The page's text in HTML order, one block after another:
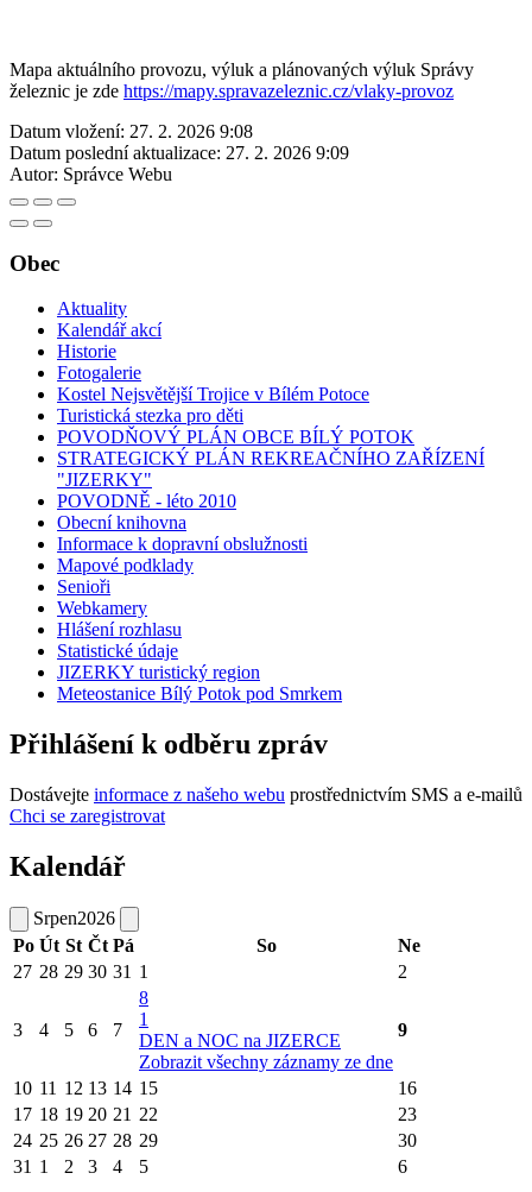
Mapa aktuálního provozu, výluk a plánovaných výluk Správy
železnic je zde https://mapy.spravazeleznic.cz/vlaky-provoz
Datum vložení: 27. 2. 2026 9:08
Datum poslední aktualizace: 27. 2. 2026 9:09
Autor: Správce Webu
Obec
Aktuality
Kalendář akcí
Historie
Fotogalerie
Kostel Nejsvětější Trojice v Bílém Potoce
Turistická stezka pro děti
POVODŇOVÝ PLÁN OBCE BÍLÝ POTOK
STRATEGICKÝ PLÁN REKREAČNÍHO ZAŘÍZENÍ
"JIZERKY"
POVODNĚ - léto 2010
Obecní knihovna
Informace k dopravní obslužnosti
Mapové podklady
Senioři
Webkamery
Hlášení rozhlasu
Statistické údaje
JIZERKY turistický region
Meteostanice Bílý Potok pod Smrkem
Přihlášení k odběru zpráv
Dostávejte informace z našeho webu prostřednictvím SMS a e-mailů
Chci se zaregistrovat
Kalendář
Srpen2026
Po Út St Čt Pá So
Ne
27 28 29 30 31 1 2
3 4 5 6 7
8
1
DEN a NOC na JIZERCE
Zobrazit všechny záznamy ze dne
9
10 11 12 13 14 15
16
17 18 19 20 21 22
23
24 25 26 27 28 29
30
31 1 2 3 4 5 6